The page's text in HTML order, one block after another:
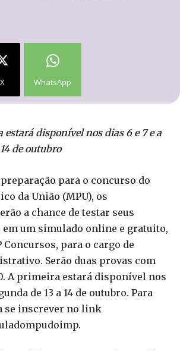
X WhatsApp
disponível nos dias 6 e 7 e a
de outubro
para o concurso do
da União (MPU), os
a chance de testar seus
um simulado online e gratuito,
para o cargo de
Serão duas provas com
A primeira estará disponível nos
de 13 a 14 de outubro. Para
se inscrever no link